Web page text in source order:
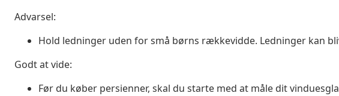
Advarsel:
Hold ledninger uden for små børns rækkevidde. Ledninger kan
Godt at vide:
Før du køber persienner, skal du starte med at måle dit